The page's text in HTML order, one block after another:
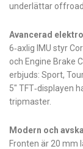
underlättar
Avancerad
6‑axlig IMU styr
och Engine Brake
erbjuds: Sport,
5″ TFT‑displayen
tripmaster.
Modern och
Fronten är 20 mm